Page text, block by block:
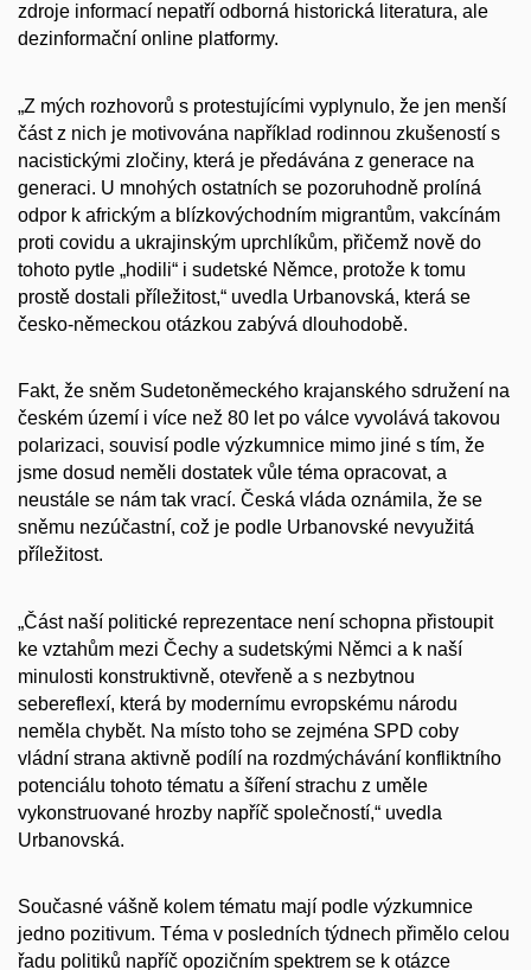
zdroje informací nepatří odborná historická literatura, ale
dezinformační online platformy.
„Z mých rozhovorů s protestujícími vyplynulo, že jen menší
část z nich je motivována například rodinnou zkušeností s
nacistickými zločiny, která je předávána z generace na
generaci. U mnohých ostatních se pozoruhodně prolíná
odpor k africkým a blízkovýchodním migrantům, vakcínám
proti covidu a ukrajinským uprchlíkům, přičemž nově do
tohoto pytle „hodili“ i sudetské Němce, protože k tomu
prostě dostali příležitost,“ uvedla Urbanovská, která se
česko-německou otázkou zabývá dlouhodobě.
Fakt, že sněm Sudetoněmeckého krajanského sdružení na
českém území i více než 80 let po válce vyvolává takovou
polarizaci, souvisí podle výzkumnice mimo jiné s tím, že
jsme dosud neměli dostatek vůle téma opracovat, a
neustále se nám tak vrací. Česká vláda oznámila, že se
sněmu nezúčastní, což je podle Urbanovské nevyužitá
příležitost.
„Část naší politické reprezentace není schopna přistoupit
ke vztahům mezi Čechy a sudetskými Němci a k naší
minulosti konstruktivně, otevřeně a s nezbytnou
sebereflexí, která by modernímu evropskému národu
neměla chybět. Na místo toho se zejména SPD coby
vládní strana aktivně podílí na rozdmýchávání konfliktního
potenciálu tohoto tématu a šíření strachu z uměle
vykonstruované hrozby napříč společností,“ uvedla
Urbanovská.
Současné vášně kolem tématu mají podle výzkumnice
jedno pozitivum. Téma v posledních týdnech přimělo celou
řadu politiků napříč opozičním spektrem se k otázce